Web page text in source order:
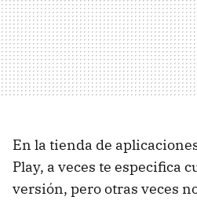
En la tienda de
Play, a veces te especifica
versión, pero otras veces